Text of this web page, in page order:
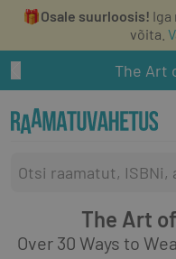
🎁Osale suurloosis! Iga
võita.
The Art
The Art
Over 30 Ways to